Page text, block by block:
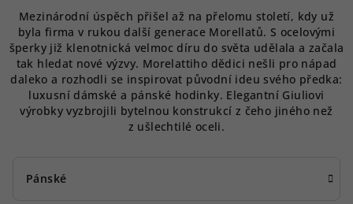
Mezinárodní úspěch přišel až na přelomu století, kdy už
byla firma v rukou další generace Morellatů. S ocelovými
šperky již klenotnická velmoc díru do světa udělala a začala
tak hledat nové výzvy. Morelattiho dědici nešli pro nápad
daleko a rozhodli se inspirovat původní ideu svého předka:
luxusní dámské a pánské hodinky. Elegantní Giuliovi
výrobky vyzbrojili bytelnou konstrukcí z čeho jiného než
z ušlechtilé oceli.
Pánské